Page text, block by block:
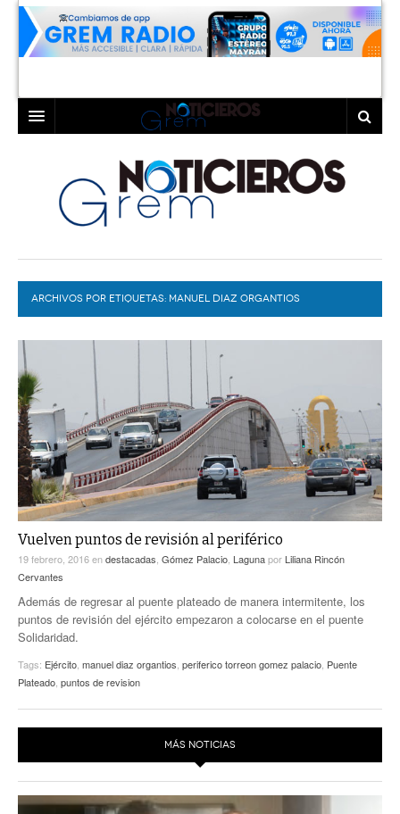
LAGUNA
TORREÓN
GÓMEZ PALACIO
LERDO
COAHUILA
DURANGO
DEPORTES
EL EXACTO
EXA INFORMA
GLOBO
CONTEXTOS
TRAYECTO LAGUNA
A MEDIA MAÑANA
A TODA LEY
ENTRE LAGUNEROS
DIÁLOGOS CON LA HISTORIA
TWEETS AND BEATS
ACTUALIDADES GREM
PULSO
PC29
ACTUALIDADES GREM
ARCHIVOS POR ETIQUETAS: MANUEL DIAZ ORGANTIOS
Vuelven puntos de revisión al periférico
19 febrero, 2016endestacadas, Gómez Palacio, Lagunapor Liliana Rincón
Cervantes
Además de regresar al puente plateado de manera intermitente, los
puntos de revisión del ejército empezaron a colocarse en el puente
Solidaridad.
Tags: Ejército, manuel diaz organtios, periferico torreon gomez palacio, Puente
Plateado, puntos de revision
MÁS NOTICIAS